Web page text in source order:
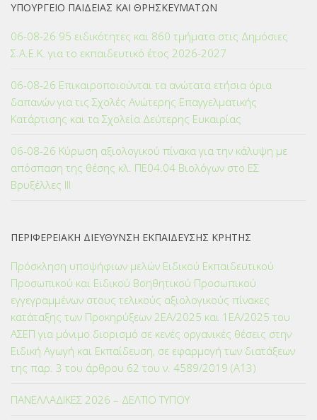
ΥΠΟΥΡΓΕΙΟ ΠΑΙΔΕΙΑΣ ΚΑΙ ΘΡΗΣΚΕΥΜΑΤΩΝ
06-08-26 95 ειδικότητες και 860 τμήματα στις Δημόσιες
Σ.Α.Ε.Κ. για το εκπαιδευτικό έτος 2026-2027
06-08-26 Επικαιροποιούνται τα ανώτατα ετήσια όρια
δαπανών για τις Σχολές Ανώτερης Επαγγελματικής
Κατάρτισης και τα Σχολεία Δεύτερης Ευκαιρίας
06-08-26 Κύρωση αξιολογικού πίνακα για την κάλυψη με
απόσπαση της θέσης κλ. ΠΕ04.04 Βιολόγων στο ΕΣ
Βρυξέλλες ΙΙΙ
ΠΕΡΙΦΕΡΕΙΑΚΗ ΔΙΕΥΘΥΝΣΗ ΕΚΠΑΙΔΕΥΣΗΣ ΚΡΗΤΗΣ
Πρόσκληση υποψήφιων μελών Ειδικού Εκπαιδευτικού
Προσωπικού και Ειδικού Βοηθητικού Προσωπικού
εγγεγραμμένων στους τελικούς αξιολογικούς πίνακες
κατάταξης των Προκηρύξεων 2ΕΑ/2025 και 1ΕΑ/2025 του
ΑΣΕΠ για μόνιμο διορισμό σε κενές οργανικές θέσεις στην
Ειδική Αγωγή και Εκπαίδευση, σε εφαρμογή των διατάξεων
της παρ. 3 του άρθρου 62 του ν. 4589/2019 (Α΄13)
ΠΑΝΕΛΛΑΔΙΚΕΣ 2026 – ΔΕΛΤΙΟ ΤΥΠΟΥ